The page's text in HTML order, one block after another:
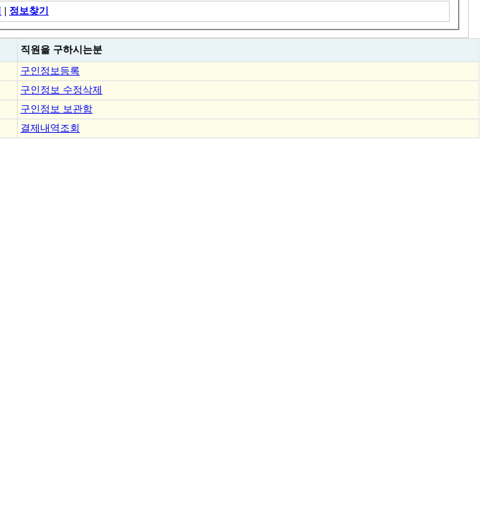
| 정보찾기
직원을 구하시는분
구인정보등록
구인정보 수정삭제
구인정보 보관함
결제내역조회